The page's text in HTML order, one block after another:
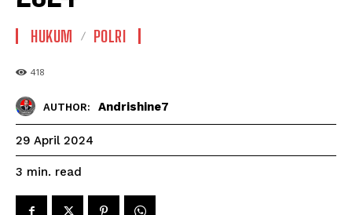
HUKUM POLRI
418
AUTHOR: Andrishine7
29 April 2024
3 min. read